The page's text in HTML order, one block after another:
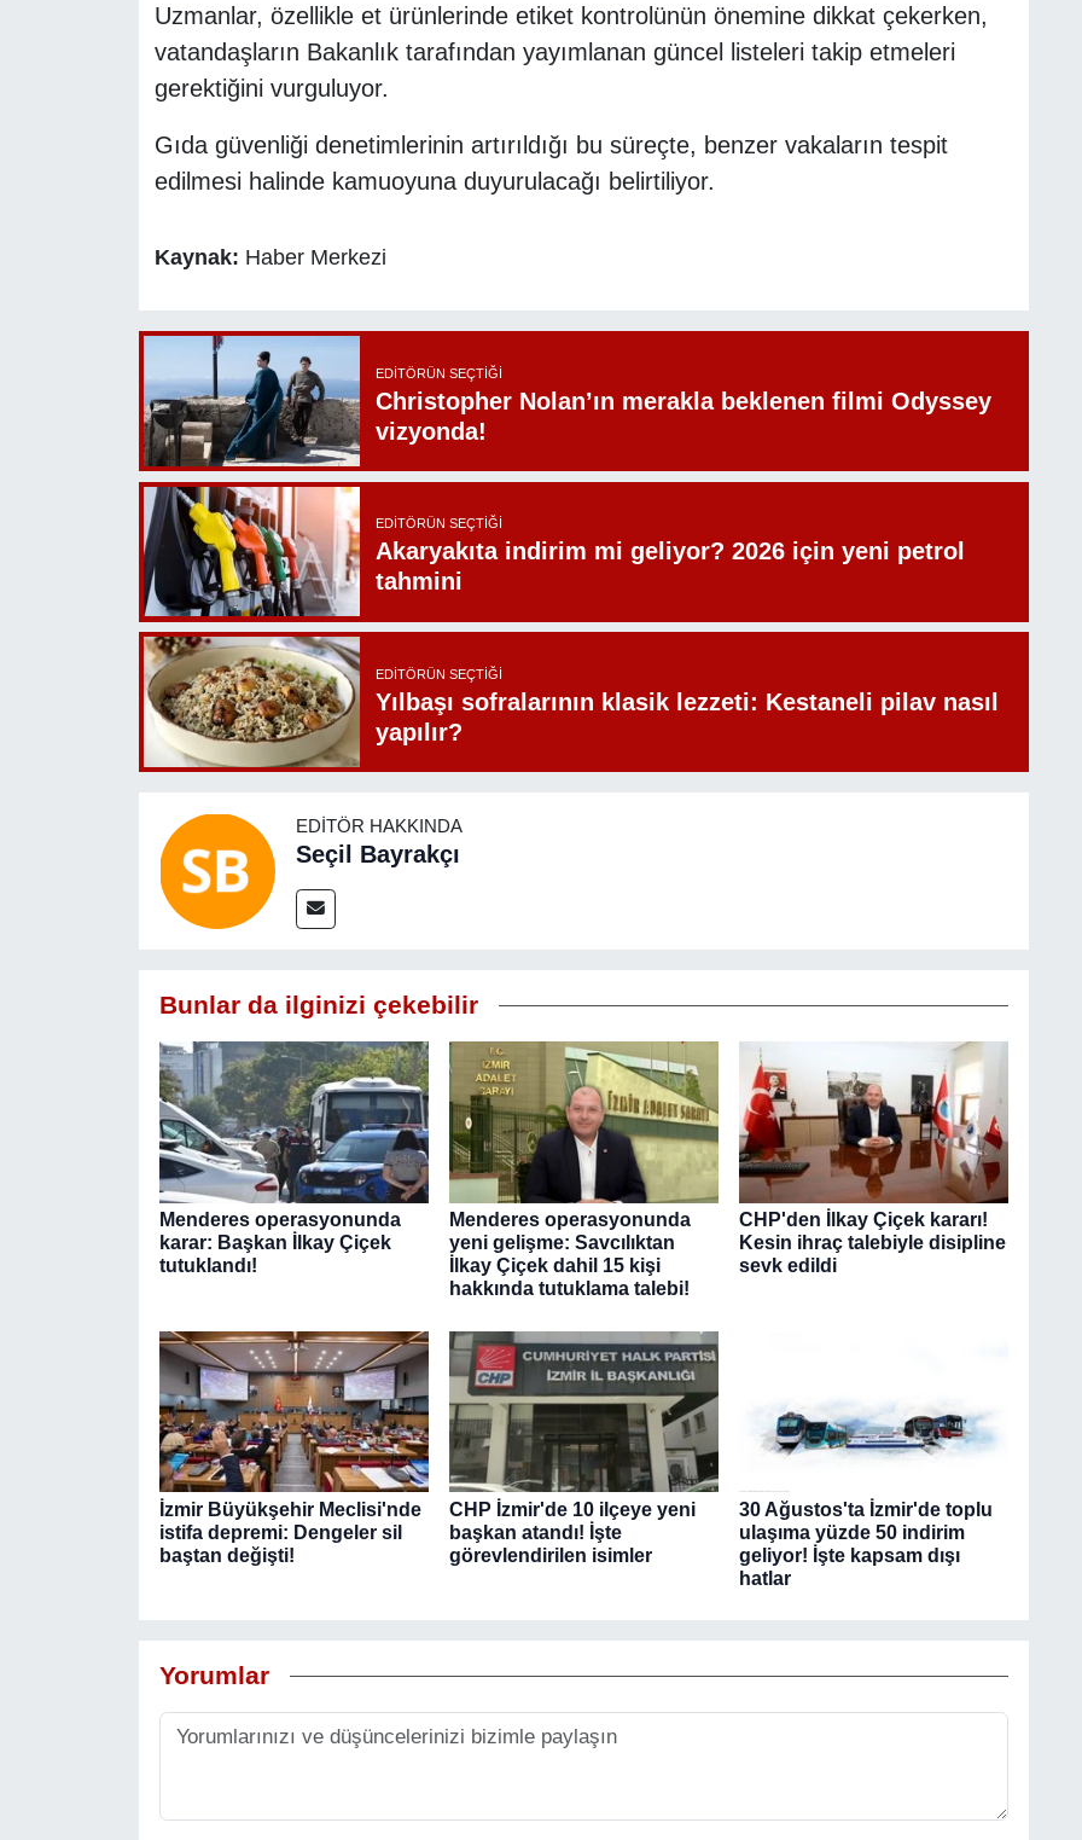
Uzmanlar, özellikle et ürünlerinde etiket kontrolünün önemine dikkat çekerken,
vatandaşların Bakanlık tarafından yayımlanan güncel listeleri takip etmeleri
gerektiğini vurguluyor.
Gıda güvenliği denetimlerinin artırıldığı bu süreçte, benzer vakaların tespit
edilmesi halinde kamuoyuna duyurulacağı belirtiliyor.
Kaynak: Haber Merkezi
EDITÖRÜN SEÇTIĞI
Christopher Nolan’ın merakla beklenen filmi Odyssey
vizyonda!
EDITÖRÜN SEÇTIĞI
Akaryakıta indirim mi geliyor? 2026 için yeni petrol
tahmini
EDITÖRÜN SEÇTIĞI
Yılbaşı sofralarının klasik lezzeti: Kestaneli pilav nasıl
yapılır?
EDITÖR HAKKINDA
Seçil Bayrakçı
Bunlar da ilginizi çekebilir
Menderes operasyonunda
karar: Başkan İlkay Çiçek
tutuklandı!
Menderes operasyonunda
yeni gelişme: Savcılıktan
İlkay Çiçek dahil 15 kişi
hakkında tutuklama talebi!
CHP'den İlkay Çiçek kararı!
Kesin ihraç talebiyle disipline
sevk edildi
İzmir Büyükşehir Meclisi'nde
istifa depremi: Dengeler sil
baştan değişti!
CHP İzmir'de 10 ilçeye yeni
başkan atandı! İşte
görevlendirilen isimler
30 Ağustos'ta İzmir'de toplu
ulaşıma yüzde 50 indirim
geliyor! İşte kapsam dışı
hatlar
Yorumlar